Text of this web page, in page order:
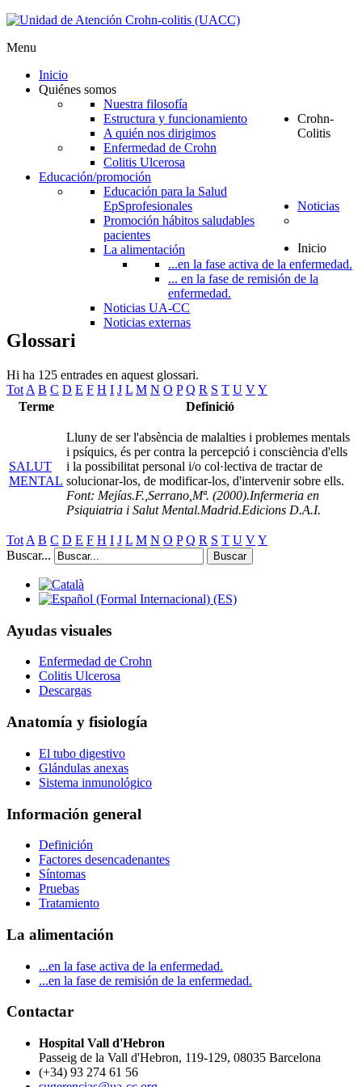
Menu
Inicio
Quiénes somos
Nuestra filosofía
Estructura y funcionamiento
A quién nos dirigimos
Crohn-
Colitis
Enfermedad de Crohn
Colitis Ulcerosa
Educación/promoción
Educación para la Salud
EpSprofesionales
Promoción hábitos saludables
pacientes
La alimentación
...en la fase activa de la enfermedad.
... en la fase de remisión de la
enfermedad.
Noticias
Noticias UA-CC
Noticias externas
Inicio
Glossari
Hi ha 125 entrades en aquest glossari.
Tot A B C D E F H I J L M N O P Q R S T U VY
Terme
Definició
SALUT
MENTAL
Lluny de ser l'absència de malalties i problemes mentals
i psíquics, és per contra la percepció i consciència d'ells
i la possibilitat personal i/o col·lectiva de tractar de
solucionar-los, de modificar-los, d'intervenir sobre ells.
Font: Mejías.F.,Serrano,Mª. (2000).Infermeria en
Psiquiatria i Salut Mental.Madrid.Edicions D.A.I.
Tot A B C D E F H I J L M N O P Q R S T U VY
Buscar...
Buscar
Ayudas visuales
Enfermedad de Crohn
Colitis Ulcerosa
Descargas
Anatomía y fisiología
El tubo digestivo
Glándulas anexas
Sistema inmunológico
Información general
Definición
Factores desencadenantes
Síntomas
Pruebas
Tratamiento
La alimentación
...en la fase activa de la enfermedad.
...en la fase de remisión de la enfermedad.
Contactar
Hospital Vall d'Hebron
Passeig de la Vall d'Hebron, 119-129, 08035 Barcelona
(+34) 93 274 61 56